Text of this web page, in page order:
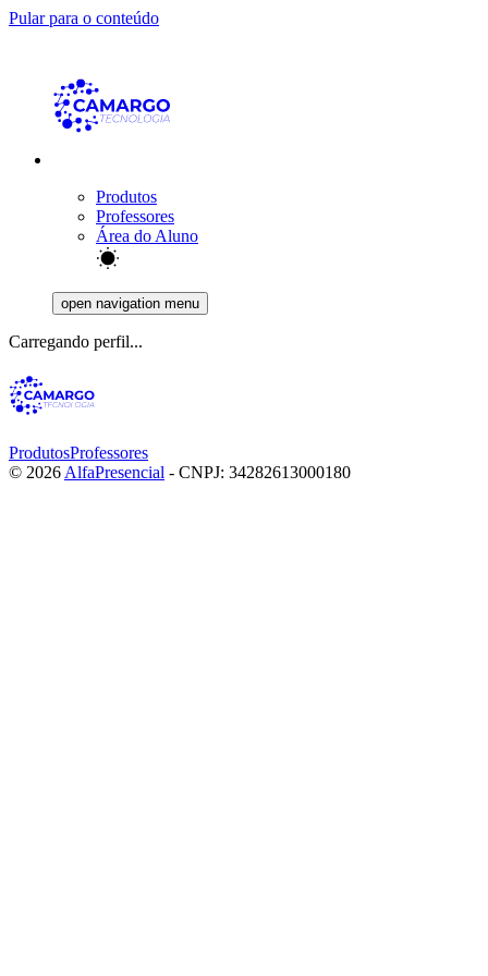
Pular para o conteúdo
Produtos
Professores
Área do Aluno
open navigation menu
Carregando perfil...
ProdutosProfessores
© 2026 AlfaPresencial - CNPJ: 34282613000180